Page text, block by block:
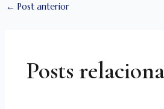
← Post anterior
Posts